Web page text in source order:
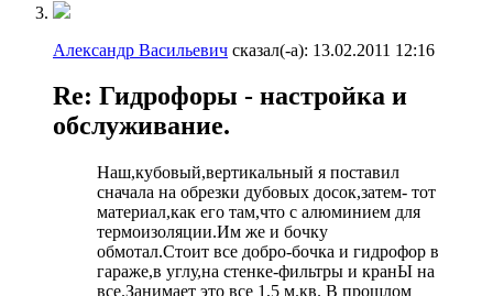
Александр Васильевич сказал(-а): 13.02.2011 12:16
Re: Гидрофоры - настройка и
обслуживание.
Наш,кубовый,вертикальный я поставил
сначала на обрезки дубовых досок,затем- тот
материал,как его там,что с алюминием для
термоизоляции.Им же и бочку
обмотал.Стоит все добро-бочка и гидрофор в
гараже,в углу,на стенке-фильтры и кранЫ на
все.Занимает это все 1,5 м.кв. В прошлом